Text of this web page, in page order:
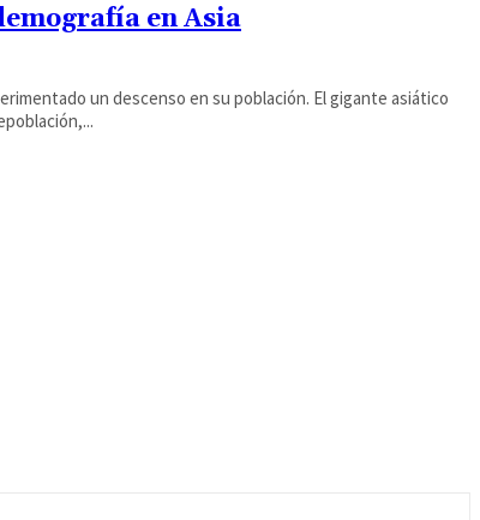
en Asia
un descenso en su población. El gigante asiático